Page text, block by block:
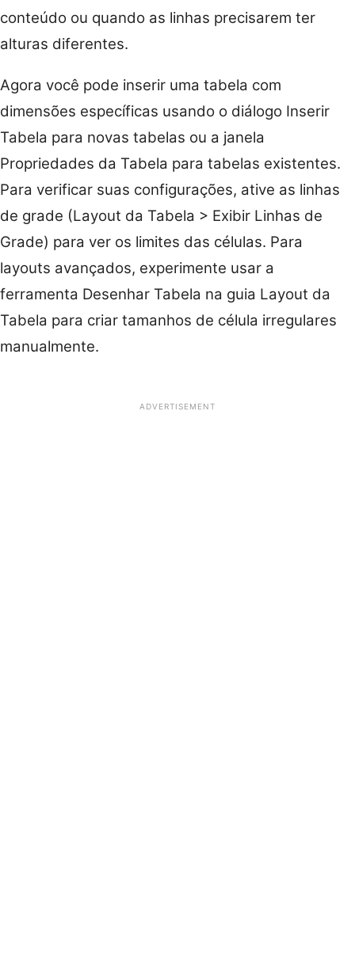
conteúdo ou quando as linhas precisarem ter
alturas diferentes.
Agora você pode inserir uma tabela com
dimensões específicas usando o diálogo Inserir
Tabela para novas tabelas ou a janela
Propriedades da Tabela para tabelas existentes.
Para verificar suas configurações, ative as linhas
de grade (Layout da Tabela > Exibir Linhas de
Grade) para ver os limites das células. Para
layouts avançados, experimente usar a
ferramenta Desenhar Tabela na guia Layout da
Tabela para criar tamanhos de célula irregulares
manualmente.
ADVERTISEMENT